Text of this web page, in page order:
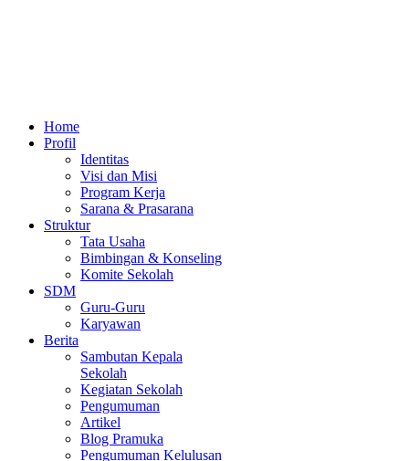
Home
Profil
Identitas
Visi dan Misi
Program Kerja
Sarana & Prasarana
Struktur
Tata Usaha
Bimbingan & Konseling
Komite Sekolah
SDM
Guru-Guru
Karyawan
Berita
Sambutan Kepala
Sekolah
Kegiatan Sekolah
Pengumuman
Artikel
Blog Pramuka
Pengumuman Kelulusan